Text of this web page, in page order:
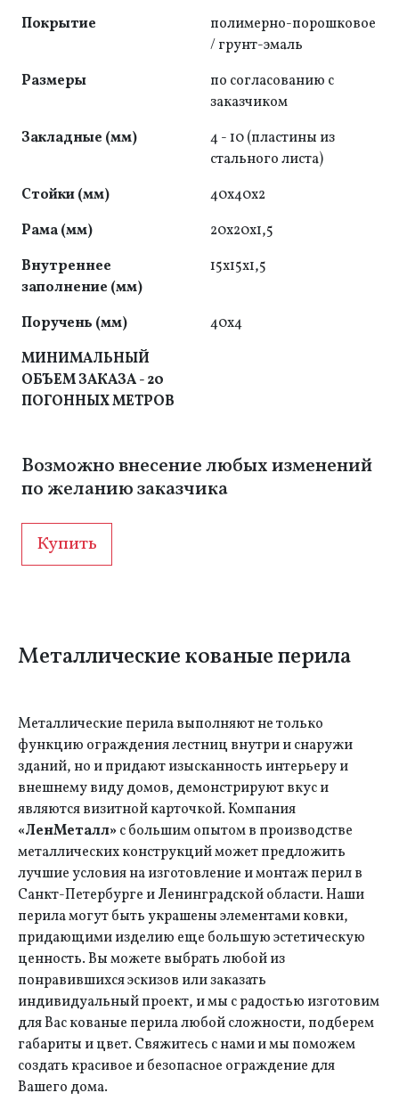
Покрытие
полимерно-порошковое
/ грунт-эмаль
Размеры
по согласованию с
заказчиком
Закладные (мм)
4 - 10 (пластины из
стального листа)
Стойки (мм)
40x40x2
Рама (мм)
20x20x1,5
Внутреннее
заполнение (мм)
15х15х1,5
Поручень (мм)
40x4
МИНИМАЛЬНЫЙ
ОБЪЕМ ЗАКАЗА - 20
ПОГОННЫХ МЕТРОВ
Возможно внесение любых изменений
по желанию заказчика
Купить
Металлические кованые перила
Металлические перила выполняют не только
функцию ограждения лестниц внутри и снаружи
зданий, но и придают изысканность интерьеру и
внешнему виду домов, демонстрируют вкус и
являются визитной карточкой. Компания
«ЛенМеталл»с большим опытом в производстве
металлических конструкций может предложить
лучшие условия на изготовление и монтаж перил в
Санкт-Петербурге и Ленинградской области. Наши
перила могут быть украшены элементами ковки,
придающими изделию еще большую эстетическую
ценность. Вы можете выбрать любой из
понравившихся эскизов или заказать
индивидуальный проект, и мы с радостью изготовим
для Вас кованые перила любой сложности, подберем
габариты и цвет. Свяжитесь с нами и мы поможем
создать красивое и безопасное ограждение для
Вашего дома.